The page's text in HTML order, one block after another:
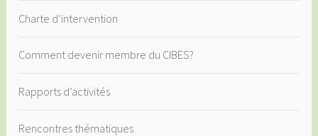
Charte d’intervention
Comment devenir membre du CIBES?
Rapports d’activités
Rencontres thématiques